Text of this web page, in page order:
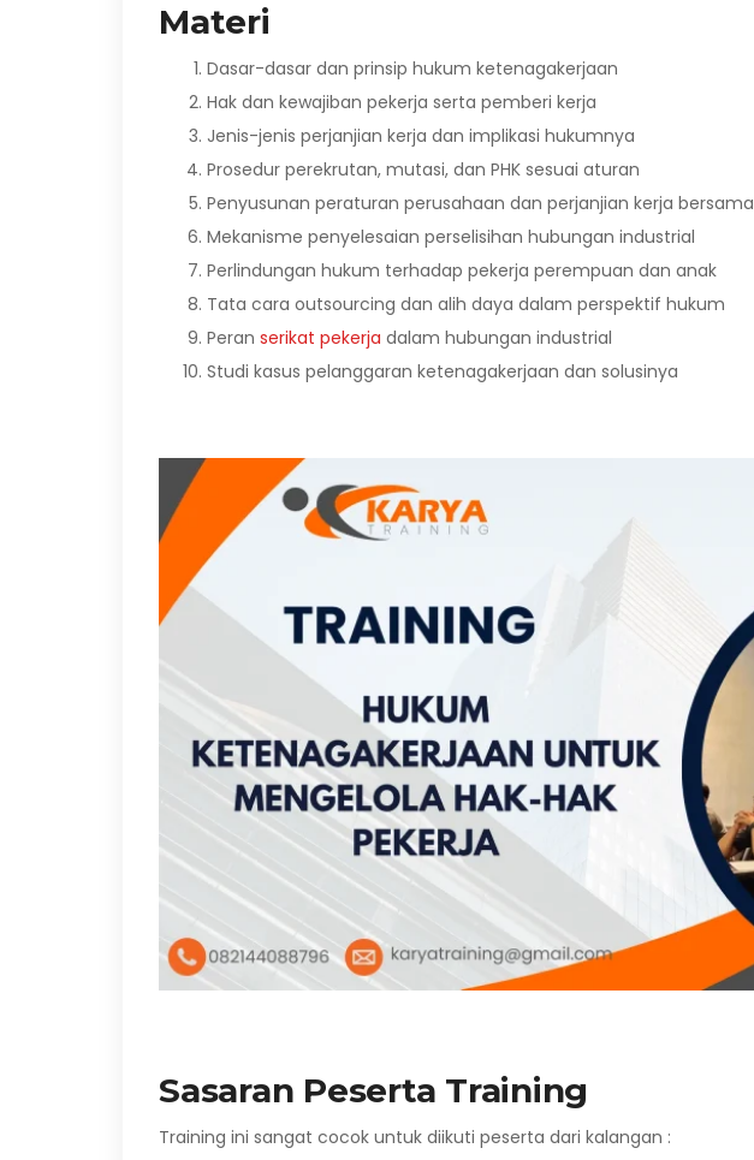
Materi
Dasar-dasar dan prinsip hukum ketenagakerjaan
Hak dan kewajiban pekerja serta pemberi kerja
Jenis-jenis perjanjian kerja dan implikasi hukumnya
Prosedur perekrutan, mutasi, dan PHK sesuai aturan
Penyusunan peraturan perusahaan dan perjanjian kerja bersama
Mekanisme penyelesaian perselisihan hubungan industrial
Perlindungan hukum terhadap pekerja perempuan dan anak
Tata cara outsourcing dan alih daya dalam perspektif hukum
Peran serikat pekerja dalam hubungan industrial
Studi kasus pelanggaran ketenagakerjaan dan solusinya
Sasaran Peserta Training
Training ini sangat cocok untuk diikuti peserta dari kalangan :